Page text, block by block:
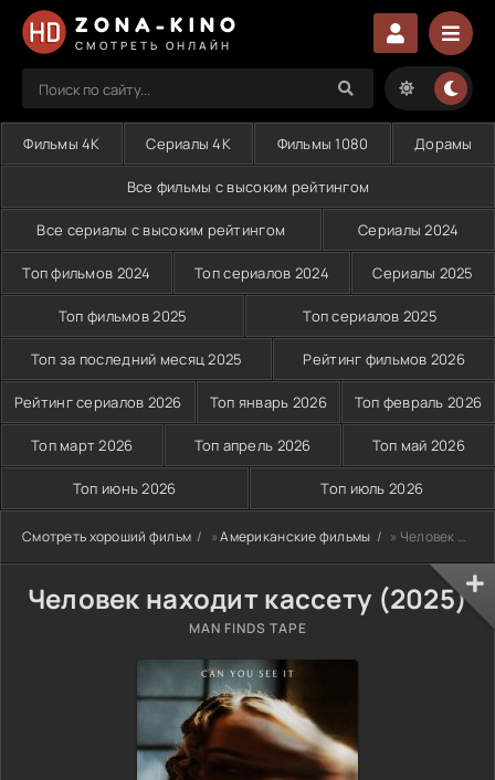
ZONA-KINO
СМОТРЕТЬ ОНЛАЙН
Фильмы 4K Сериалы 4K Фильмы 1080 Дорамы
Все фильмы с высоким рейтингом
Все сериалы с высоким рейтингом Сериалы 2024
Топ фильмов 2024 Топ сериалов 2024 Сериалы 2025
Топ фильмов 2025 Топ сериалов 2025
Топ за последний месяц 2025 Рейтинг фильмов 2026
Рейтинг сериалов 2026 Топ январь 2026 Топ февраль 2026
Топ март 2026 Топ апрель 2026 Топ май 2026
Топ июнь 2026 Топ июль 2026
Смотреть хороший фильм »Американские фильмы » Человек находит кассету (2025)
Человек находит кассету (2025)
MAN FINDS TAPE